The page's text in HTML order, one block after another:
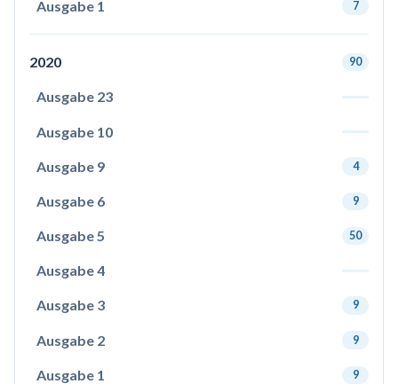
Ausgabe 1 7
2020 90
Ausgabe 23
Ausgabe 10
Ausgabe 9 4
Ausgabe 6 9
Ausgabe 5 50
Ausgabe 4
Ausgabe 3 9
Ausgabe 2 9
Ausgabe 1 9